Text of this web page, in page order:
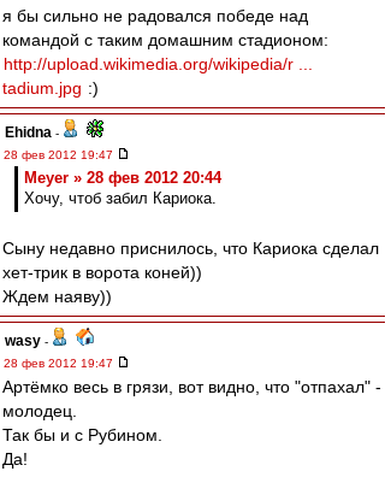
я бы сильно не радовался победе над
командой с таким домашним стадионом:
http://upload.wikimedia.org/wikipedia/r ...
tadium.jpg :)
Ehidna -
28 фев 2012 19:47
Meyer » 28 фев 2012 20:44
Хочу, чтоб забил Кариока.
Сыну недавно приснилось, что Кариока сделал
хет-трик в ворота коней))
Ждем наяву))
wasy -
28 фев 2012 19:47
Артёмко весь в грязи, вот видно, что "отпахал" -
молодец.
Так бы и с Рубином.
Да!